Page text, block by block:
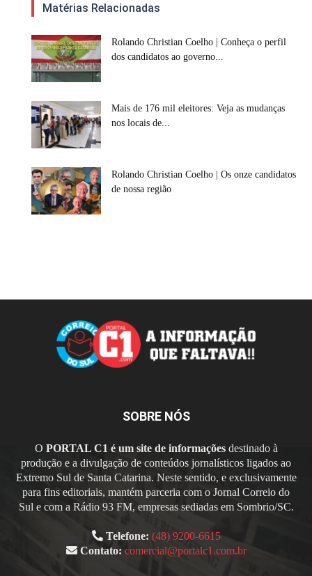
Matérias Relacionadas
Rolando Christian Coelho | Conheça o perfil
dos candidatos ao governo...
Mais de 176 mil eleitores: Veja as mudanças
nos locais de...
Rolando Christian Coelho | Os onze candidatos
de nossa região
SOBRE NÓS
O PORTAL C1 é um site de informaçõesdestinado à
produção e a divulgação de conteúdos jornalísticos ligados ao
Extremo Sul de Santa Catarina. Neste sentido, e exclusivamente
para fins editoriais, mantém parceria com o Jornal Correio do
Sul e com a Rádio 93 FM, empresas sediadas em Sombrio/SC.
Telefone: (48) 9200-6615
Contato: comercial@portalc1.com.br